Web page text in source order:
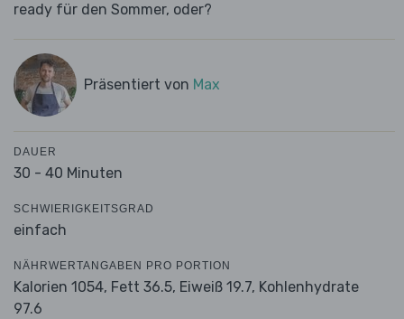
ready für den Sommer, oder?
Präsentiert von Max
DAUER
30 - 40 Minuten
SCHWIERIGKEITSGRAD
einfach
NÄHRWERTANGABEN PRO PORTION
Kalorien 1054, Fett 36.5, Eiweiß 19.7, Kohlenhydrate
97.6